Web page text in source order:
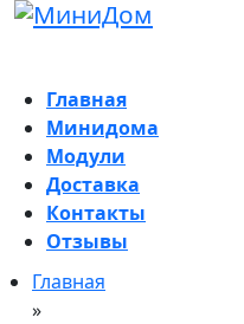
Главная
Минидома
Модули
Доставка
Контакты
Отзывы
Главная
»